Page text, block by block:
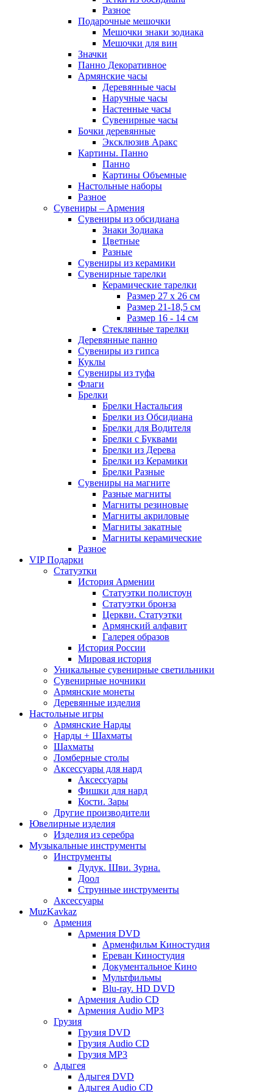
Разное
Подарочные мешочки
Мешочки знаки зодиака
Мешочки для вин
Значки
Панно Декоративное
Армянские часы
Деревянные часы
Наручные часы
Настенные часы
Сувенирные часы
Бочки деревянные
Эксклюзив Аракс
Картины. Панно
Панно
Картины Объемные
Настольные наборы
Разное
Сувениры – Армения
Сувениры из обсидиана
Знаки Зодиака
Цветные
Разные
Сувениры из керамики
Сувенирные тарелки
Керамические тарелки
Размер 27 х 26 см
Размер 21-18,5 см
Размер 16 - 14 см
Стеклянные тарелки
Деревянные панно
Сувениры из гипса
Куклы
Сувениры из туфа
Флаги
Брелки
Брелки Настальгия
Брелки из Обсидиана
Брелки для Водителя
Брелки с Буквами
Брелки из Дерева
Брелки из Керамики
Брелки Разные
Сувениры на магните
Разные магниты
Магниты резиновые
Магниты акриловые
Магниты закатные
Магниты керамические
Разное
VIP Подарки
Статуэтки
История Армении
Статуэтки полистоун
Статуэтки бронза
Церкви. Статуэтки
Армянский алфавит
Галерея образов
История России
Мировая история
Уникальные сувенирные светильники
Сувенирные ночники
Армянские монеты
Деревянные изделия
Настольные игры
Армянские Нарды
Нарды + Шахматы
Шахматы
Ломберные столы
Аксессуары для нард
Аксессуары
Фишки для нард
Кости. Зары
Другие производители
Ювелирные изделия
Изделия из серебра
Музыкальные инструменты
Инструменты
Дудук. Шви. Зурна.
Доол
Струнные инструменты
Аксессуары
MuzKavkaz
Армения
Армения DVD
Арменфильм Киностудия
Ереван Киностудия
Документальное Кино
Мультфильмы
Blu-ray. HD DVD
Армения Audio CD
Армения Audio MP3
Грузия
Грузия DVD
Грузия Audio CD
Грузия MP3
Адыгея
Адыгея DVD
Адыгея Audio CD